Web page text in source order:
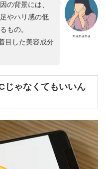
nanana
の背景には、
やハリ感の低
もの。
目した美容成分
じゃなくてもいいん